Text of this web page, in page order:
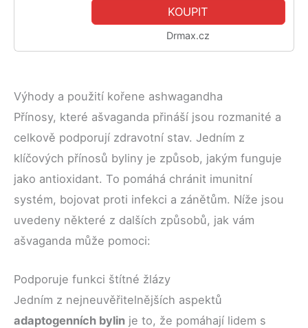
KOUPIT
Drmax.cz
Výhody a použití kořene ashwagandha
Přínosy, které ašvaganda přináší jsou rozmanité a
celkově podporují zdravotní stav. Jedním z
klíčových přínosů byliny je způsob, jakým funguje
jako antioxidant. To pomáhá chránit imunitní
systém, bojovat proti infekci a zánětům. Níže jsou
uvedeny některé z dalších způsobů, jak vám
ašvaganda může pomoci:
Podporuje funkci štítné žlázy
Jedním z nejneuvěřitelnějších aspektů
adaptogenních bylin je to, že pomáhají lidem s